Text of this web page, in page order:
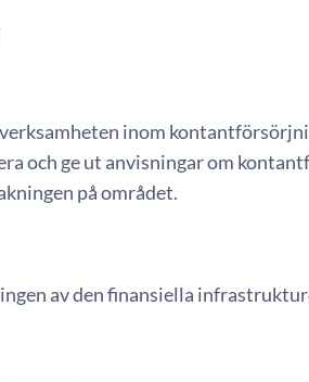
inom
och ge ut anvisningar om
på området.
av den finansiella